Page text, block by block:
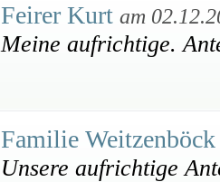
Feirer Kurt am
Meine aufrichtige.
Familie
Unsere aufrichtige